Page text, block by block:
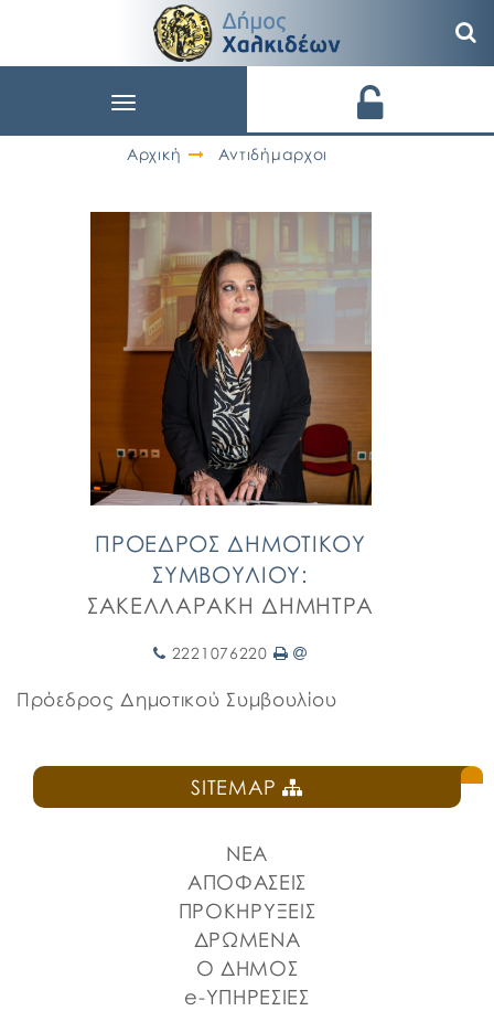
Toggle
Αρχική
Αντιδήμαρχοι
ΠΡΟΕΔΡΟΣ ΔΗΜΟΤΙΚΟΥ
ΣΥΜΒΟΥΛΙΟΥ:
ΣΑΚΕΛΛΑΡΑΚΗ ΔΗΜΗΤΡΑ
2221076220
Πρόεδρος Δημοτικού Συμβουλίου
SITEMAP
ΝΕΑ
ΑΠΟΦΑΣΕΙΣ
ΠΡΟΚΗΡΥΞΕΙΣ
ΔΡΩΜΕΝΑ
Ο ΔΗΜΟΣ
e-ΥΠΗΡΕΣΙΕΣ